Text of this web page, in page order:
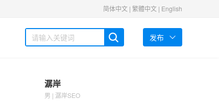
简体中文 | 繁體中文 | English
发布
潺岸
男 | 潺岸SEO